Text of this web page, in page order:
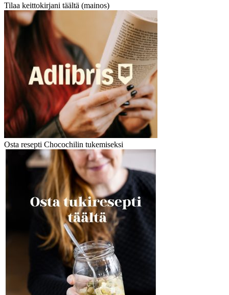
Tilaa keittokirjani täältä (mainos)
Osta resepti Chocochilin tukemiseksi